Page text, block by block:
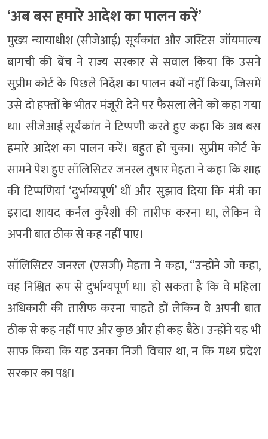
‘अब बस हमारे आदेश का पालन करें’
मुख्य न्यायाधीश (सीजेआई) सूर्यकांत और जस्टिस जॉयमाल्य
बागची की बेंच ने राज्य सरकार से सवाल किया कि उसने
सुप्रीम कोर्ट के पिछले निर्देश का पालन क्यों नहीं किया, जिसमें
उसे दो हफ्तों के भीतर मंजूरी देने पर फैसला लेने को कहा गया
था। सीजेआई सूर्यकांत ने टिप्पणी करते हुए कहा कि अब बस
हमारे आदेश का पालन करें। बहुत हो चुका। सुप्रीम कोर्ट के
सामने पेश हुए सॉलिसिटर जनरल तुषार मेहता ने कहा कि शाह
की टिप्पणियां ‘दुर्भाग्यपूर्ण’ थीं और सुझाव दिया कि मंत्री का
इरादा शायद कर्नल कुरैशी की तारीफ करना था, लेकिन वे
अपनी बात ठीक से कह नहीं पाए।
सॉलिसिटर जनरल (एसजी) मेहता ने कहा, “उन्होंने जो कहा,
वह निश्चित रूप से दुर्भाग्यपूर्ण था। हो सकता है कि वे महिला
अधिकारी की तारीफ करना चाहते हों लेकिन वे अपनी बात
ठीक से कह नहीं पाए और कुछ और ही कह बैठे। उन्होंने यह भी
साफ किया कि यह उनका निजी विचार था, न कि मध्य प्रदेश
सरकार का पक्ष।